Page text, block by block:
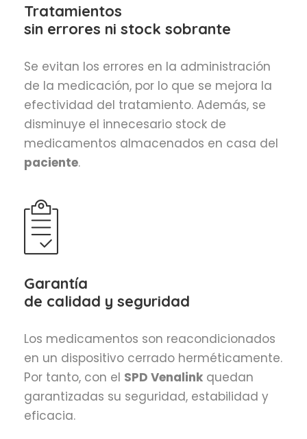
Tratamientos
sin errores ni stock sobrante
Se evitan los errores en la administración
de la medicación, por lo que se mejora la
efectividad del tratamiento. Además, se
disminuye el innecesario stock de
medicamentos almacenados en casa del
paciente.
Garantía
de calidad y seguridad
Los medicamentos son reacondicionados
en un dispositivo cerrado herméticamente.
Por tanto, con el SPD Venalink quedan
garantizadas su seguridad, estabilidad y
eficacia.